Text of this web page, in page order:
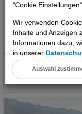
"Cookie
Wir verwenden
Inhalte und Anzeigen
Informationen dazu,
in unserer
Datenschutz- und
Cookie
Auswahl
7 Tage,